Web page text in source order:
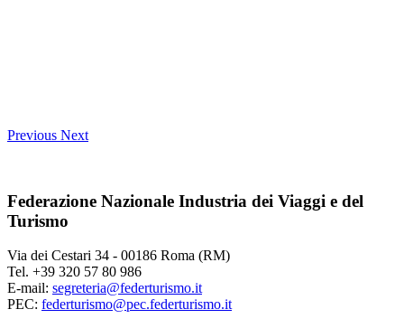
Previous Next
Federazione Nazionale Industria dei Viaggi e del
Turismo
Via dei Cestari 34 - 00186 Roma (RM)
Tel. +39 320 57 80 986
E-mail: segreteria@federturismo.it
PEC: federturismo@pec.federturismo.it